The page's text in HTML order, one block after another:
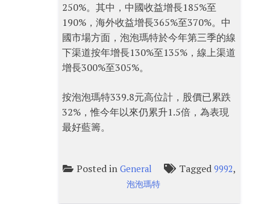
250%。其中，中國收益增長185%至
190%，海外收益增長365%至370%。中
國市場方面，泡泡瑪特於今年第三季的線
下渠道按年增長130%至135%，線上渠道
增長300%至305%。
按泡泡瑪特339.8元高位計，股價已累跌
32%，惟今年以來仍累升1.5倍，為表現
最好藍籌。
Posted inGeneral Tagged9992,
泡泡瑪特